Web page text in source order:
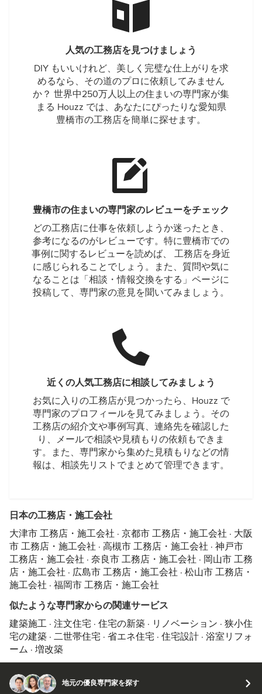
人気の工務店を見つけましょう
DIY もいいけれど、美しく完璧な仕上がりを求
めるなら、その道のプロに依頼してみません
か？ 世界中250万人以上の住まいの専門家が集
まる Houzz では、あなたにぴったりな愛知県
豊橋市の工務店を簡単に探せます。
豊橋市の住まいの専門家のレビューをチェック
どの工務店に仕事を依頼しようか迷ったとき、
参考になるのがレビューです。特に豊橋市での
事例に関するレビューを読めば、 工務店を身近
に感じられることでしょう。また、質問や気に
なることは「相談・情報交換をする」ページに
投稿して、専門家の意見を聞いてみましょう。
近くの人気工務店に相談してみましょう
お気に入りの工務店が見つかったら、Houzz で
専門家のプロフィールを見てみましょう。その
工務店の紹介文や事例写真、連絡先を確認した
り、メールで相談や見積もりの依頼もできま
す。また、専門家から集めた見積もりなどの情
報は、相談先リストでまとめて管理できます。
日本の工務店・施工会社
大津市 工務店・施工会社 · 京都市 工務店・施工会社 · 大阪
市 工務店・施工会社 · 高槻市 工務店・施工会社 · 神戸市
工務店・施工会社 · 奈良市 工務店・施工会社 · 岡山市 工務
店・施工会社 · 広島市 工務店・施工会社 · 松山市 工務店・
施工会社 · 福岡市 工務店・施工会社
似たような専門家からの関連サービス
建築施工 · 注文住宅 · 住宅の新築 · リノベーション · 狭小住
宅の建築 · 二世帯住宅 · 省エネ住宅 · 住宅設計 · 浴室リフォ
ーム · 増改築
地元の優良専門家を探す
© 2026 Houzz Inc.